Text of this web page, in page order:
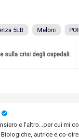
5LB Meloni
sulla crisi degli ospedali.
e l'altro...per cui mi
autrice e co-